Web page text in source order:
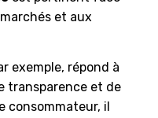
et aux
exemple, répond à
transparence et de
consommateur, il